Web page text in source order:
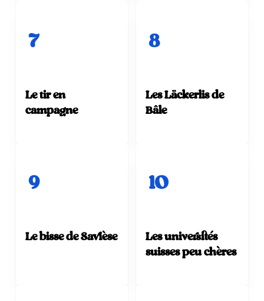
7
Le tir en
campagne
8
Les Läckerlis de
Bâle
9
Le bisse de Savièse
10
Les universités
suisses peu chères